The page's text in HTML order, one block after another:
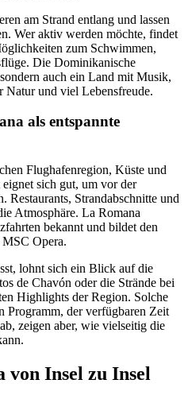
am Strand entlang und lassen
Wer aktiv werden möchte, findet
zum Schwimmen,
Die Dominikanische
auch ein Land mit Musik,
Natur und viel Lebensfreude.
als entspannte
Flughafenregion, Küste und
sich gut, um vor der
Restaurants, Strandabschnitte und
Atmosphäre. La Romana
bekannt und bildet den
Opera.
lohnt sich ein Blick auf die
de Chavón oder die Strände bei
Highlights der Region. Solche
Programm, der verfügbaren Zeit
zeigen aber, wie vielseitig die
Insel zu Insel